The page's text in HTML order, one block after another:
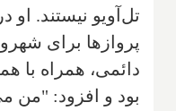
تل‌آویو نیستند. او
پروازها برای
دائمی، همراه با
بود و افزود: "من